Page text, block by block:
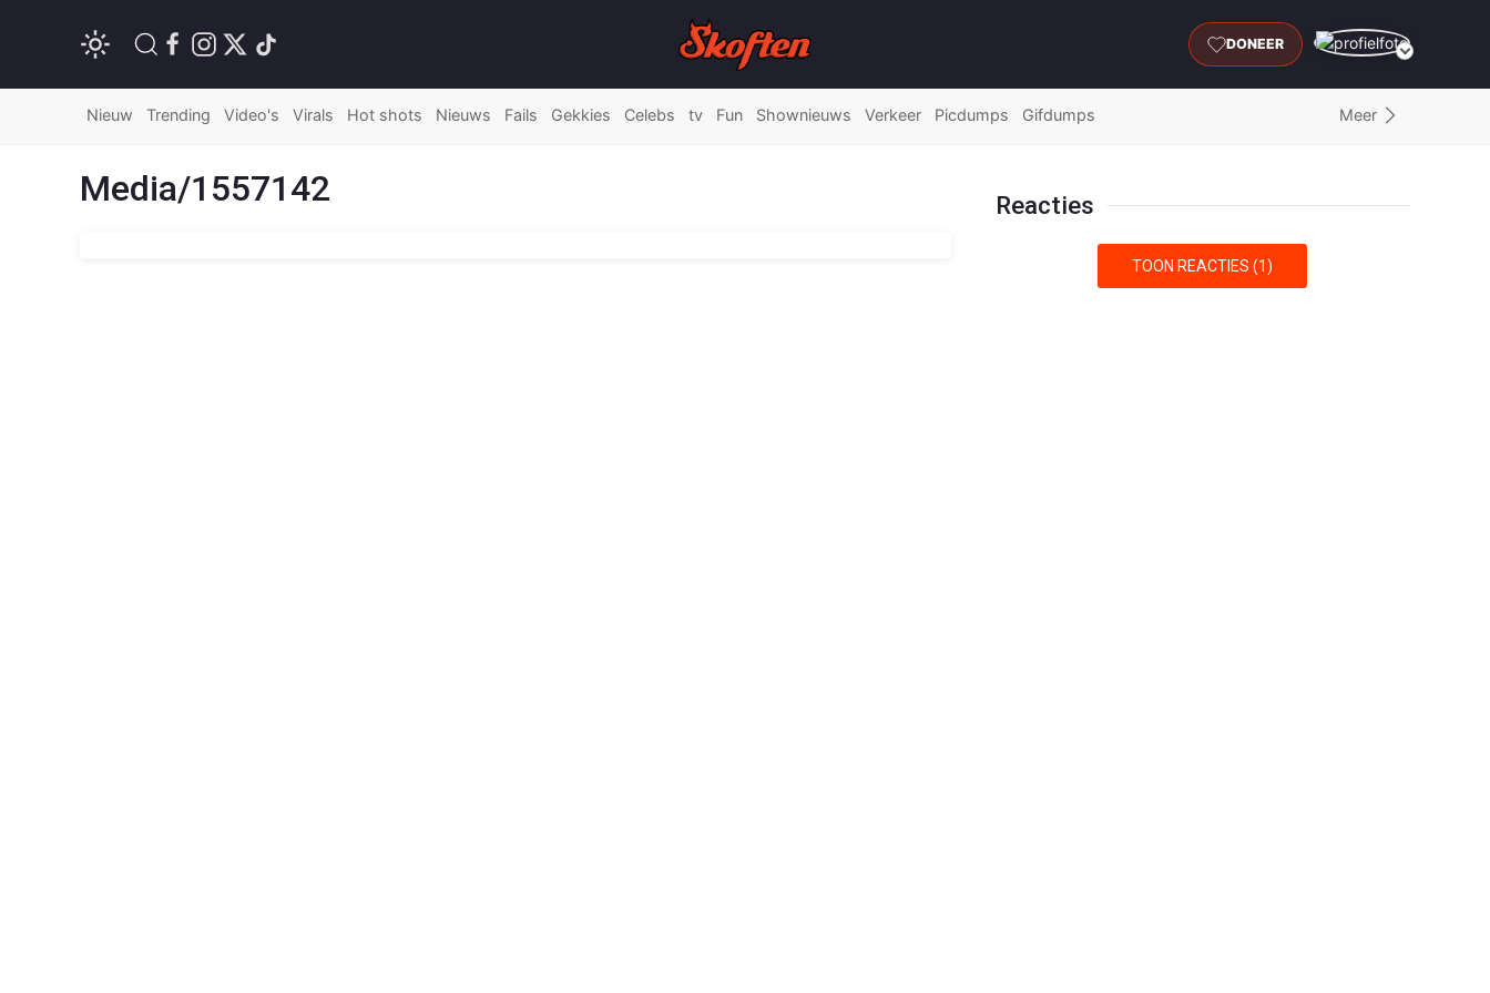
DONEER
Nieuw Trending Video's Virals Hot shots Nieuws Fails Gekkies Celebs tv Fun Shownieuws Verkeer Picdumps Gifdumps Meer
Media/1557142 Reacties
TOON REACTIES (1)